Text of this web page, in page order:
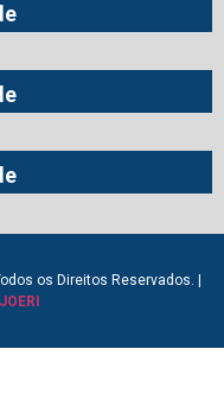
os Direitos Reservados. |
JOERI